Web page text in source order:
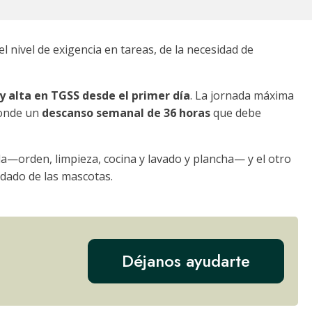
nivel de exigencia en tareas, de la necesidad de
en TGSS desde el primer día. La jornada máxima
un descanso semanal de 36 horasque debe
limpieza, cocina y lavado y plancha— y el otro
de las mascotas.
Déjanos ayudarte